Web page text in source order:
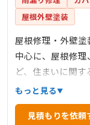
屋根外壁塗装
屋根修理・外壁
中心に、屋根修
ど、住まいに関す
見積・点検・調査
としています。1
おり、安心の工
もっと見る
見積もりを依頼